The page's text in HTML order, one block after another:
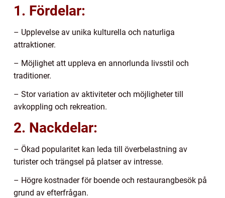
1. Fördelar:
– Upplevelse av unika kulturella och naturliga
attraktioner.
– Möjlighet att uppleva en annorlunda livsstil och
traditioner.
– Stor variation av aktiviteter och möjligheter till
avkoppling och rekreation.
2. Nackdelar:
– Ökad popularitet kan leda till överbelastning av
turister och trängsel på platser av intresse.
– Högre kostnader för boende och restaurangbesök på
grund av efterfrågan.